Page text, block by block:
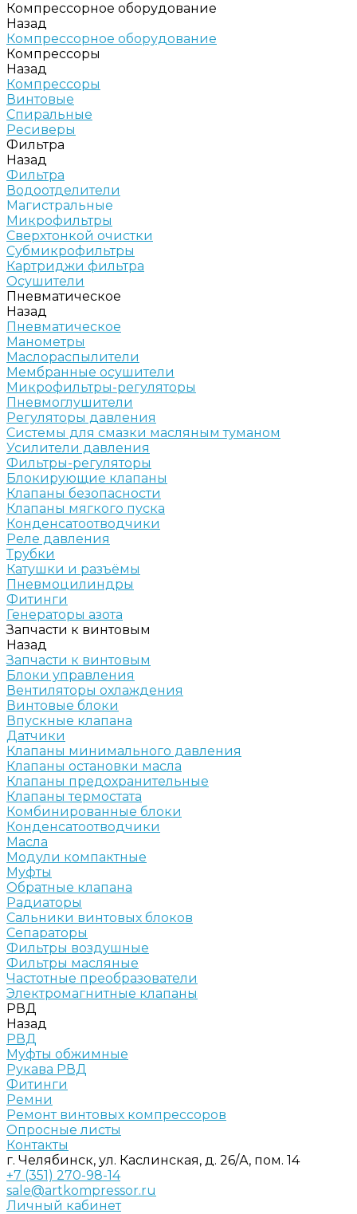
Компрессорное оборудование
Назад
Компрессорное оборудование
Компрессоры
Назад
Компрессоры
Винтовые
Спиральные
Ресиверы
Фильтра
Назад
Фильтра
Водоотделители
Магистральные
Микрофильтры
Сверхтонкой очистки
Субмикрофильтры
Картриджи фильтра
Осушители
Пневматическое
Назад
Пневматическое
Манометры
Маслораспылители
Мембранные осушители
Микрофильтры-регуляторы
Пневмоглушители
Регуляторы давления
Системы для смазки масляным туманом
Усилители давления
Фильтры-регуляторы
Блокирующие клапаны
Клапаны безопасности
Клапаны мягкого пуска
Конденсатоотводчики
Реле давления
Трубки
Катушки и разъёмы
Пневмоцилиндры
Фитинги
Генераторы азота
Запчасти к винтовым
Назад
Запчасти к винтовым
Блоки управления
Вентиляторы охлаждения
Винтовые блоки
Впускные клапана
Датчики
Клапаны минимального давления
Клапаны остановки масла
Клапаны предохранительные
Клапаны термостата
Комбинированные блоки
Конденсатоотводчики
Масла
Модули компактные
Муфты
Обратные клапана
Радиаторы
Сальники винтовых блоков
Сепараторы
Фильтры воздушные
Фильтры масляные
Частотные преобразователи
Электромагнитные клапаны
РВД
Назад
РВД
Муфты обжимные
Рукава РВД
Фитинги
Ремни
Ремонт винтовых компрессоров
Опросные листы
Контакты
г. Челябинск, ул. Каслинская, д. 26/А, пом. 14
+7 (351) 270-98-14
sale@artkompressor.ru
Личный кабинет